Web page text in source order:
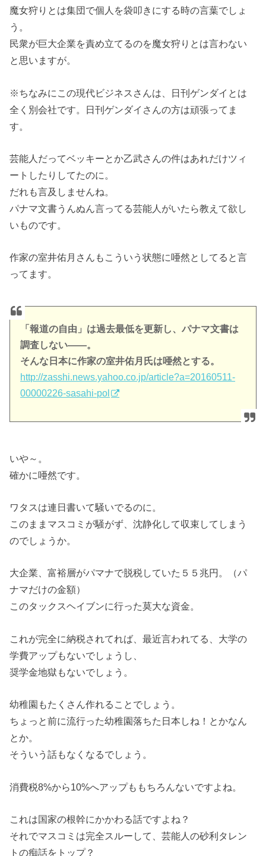
魔女狩りとは集団で個人を袋叩きにする時の言葉でしょ
う。
民衆が巨大企業を責め立てるのを魔女狩りとは言わない
と思いますが。
※ちなみにこの現代ビジネスさんは、日刊ゲンダイとは
全く別会社です。日刊ゲンダイさんの方は頑張ってま
す。
芸能人だってベッキーとか乙武さんの件はあれだけツィ
ートしたりしてたのに。
だれも言及しませんね。
パナマ文書うんぬん言ってる芸能人がいたら教えて欲し
いものです。
作家の室井佑月さんもこういう状態に唖然としてると言
ってます。
「報道の自由」は過去最低を更新し、パナマ文書は
調査しない――。
そんな日本に作家の室井佑月氏は唖然とする。
http://zasshi.news.yahoo.co.jp/article?a=20160511-
00000226-sasahi-pol
いや～。
確かに唖然です。
ワタスは連日書いて騒いでるのに。
このままマスコミが騒がず、沈静化して収束してしまう
のでしょうか。
大企業、富裕層がパマナで脱税していた５５兆円。（パ
ナマだけの金額）
このタックスヘイブンに行った莫大な資金。
これが完全に納税されてれば、最近言われてる、大学の
学費アップもないでしょうし、
奨学金地獄もないでしょう。
幼稚園もたくさん作れることでしょう。
ちょっと前に流行った幼稚園落ちた日本しね！とかなん
とか。
そういう話もなくなるでしょう。
消費税8%から10%へアップももちろんないですよね。
これは国家の根幹にかかわる話ですよね？
それでマスコミは完全スルーして、芸能人の砂利タレン
トの痴話をトップ？